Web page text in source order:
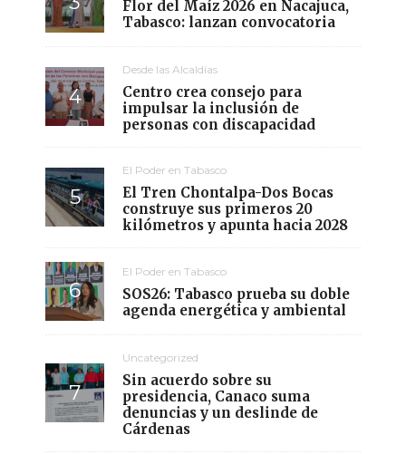
Flor del Maíz 2026 en Nacajuca,
Tabasco: lanzan convocatoria
Desde las Alcaldías
Centro crea consejo para
impulsar la inclusión de
personas con discapacidad
El Poder en Tabasco
El Tren Chontalpa-Dos Bocas
construye sus primeros 20
kilómetros y apunta hacia 2028
El Poder en Tabasco
SOS26: Tabasco prueba su doble
agenda energética y ambiental
Uncategorized
Sin acuerdo sobre su
presidencia, Canaco suma
denuncias y un deslinde de
Cárdenas